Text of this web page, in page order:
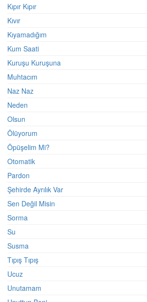
Kıpır Kıpır
Kıvır
Kıyamadığım
Kum Saati
Kuruşu Kuruşuna
Muhtacım
Naz Naz
Neden
Olsun
Ölüyorum
Öpüşelim Mi?
Otomatik
Pardon
Şehirde Ayrılık Var
Sen Değil Misin
Sorma
Su
Susma
Tıpış Tıpış
Ucuz
Unutamam